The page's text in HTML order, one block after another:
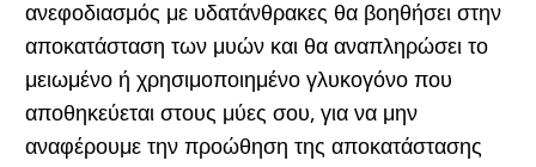
ανεφοδιασμός με υδατάνθρακες θα βοηθήσει στην
αποκατάσταση των μυών και θα αναπληρώσει το
μειωμένο ή χρησιμοποιημένο γλυκογόνο που
αποθηκεύεται στους μύες σου, για να μην
αναφέρουμε την προώθηση της αποκατάστασης